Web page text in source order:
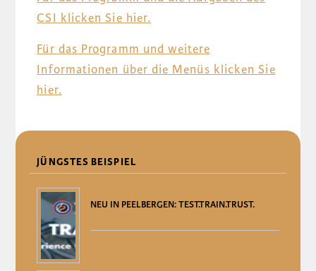
CSI klicken Sie hier.
Für das Programm und weitere
Informationen über die Menüs klicken Sie
hier.
JÜNGSTES BEISPIEL
NEU IN PEELBERGEN: TEST.TRAIN.TRUST.